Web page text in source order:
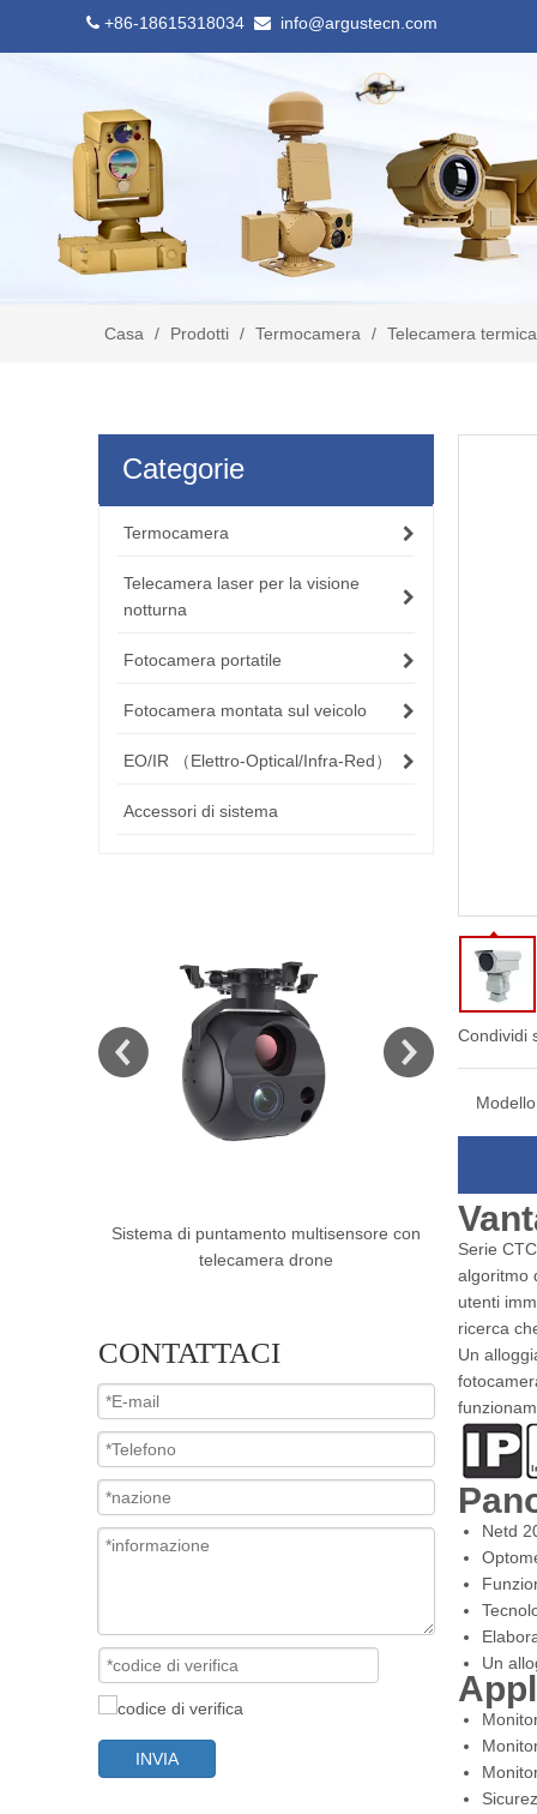
 +86-18615318034  info@argustecn.com
Casa / Prodotti / Termocamera / Telecamera
Categorie
Termocamera
Telecamera laser per la visione
notturna
Fotocamera portatile
Fotocamera montata sul veicolo
EO/IR （Elettro-Optical/Infra-Red）
Accessori di sistema
Sistema di puntamento a doppio sensore
con fotocamera drone
CONTATTACI
INVIA
Condividi
Serie
algoritmo
utenti
ricerca
Un
Netd
Un